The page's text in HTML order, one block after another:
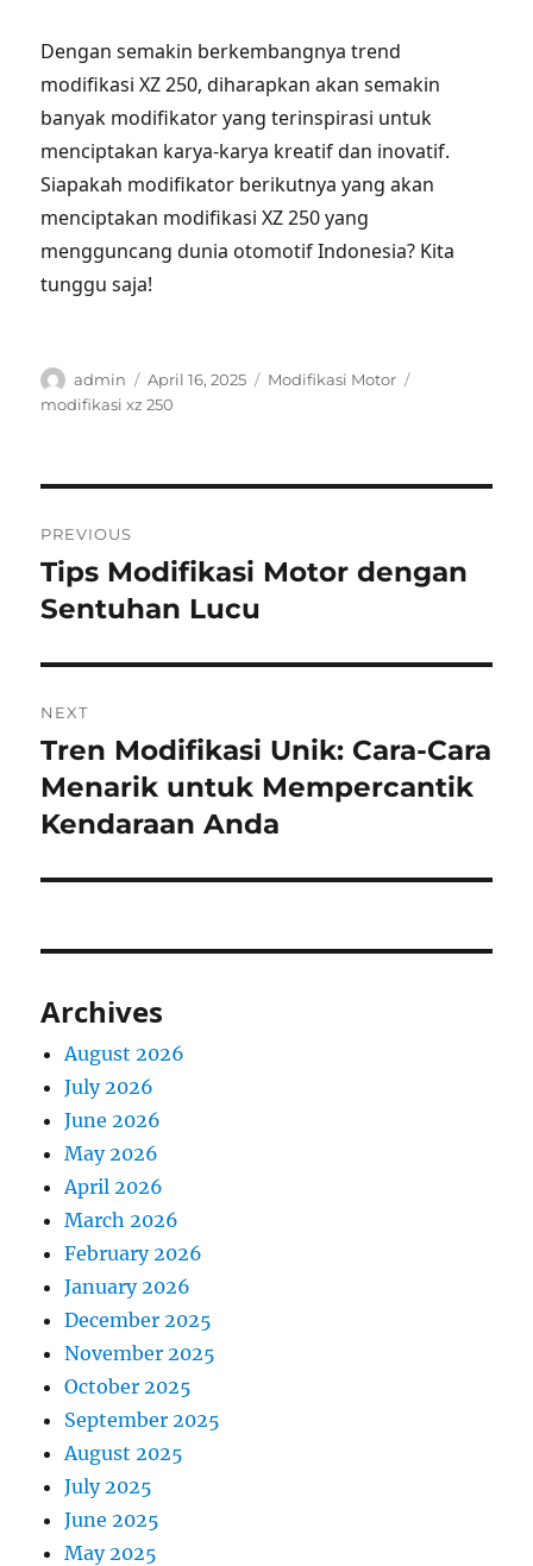
Dengan semakin berkembangnya trend
modifikasi XZ 250, diharapkan akan semakin
banyak modifikator yang terinspirasi untuk
menciptakan karya-karya kreatif dan inovatif.
Siapakah modifikator berikutnya yang akan
menciptakan modifikasi XZ 250 yang
mengguncang dunia otomotif Indonesia? Kita
tunggu saja!
Author
admin
Posted
on
April 16, 2025 Categories
Modifikasi Motor
modifikasi xz 250
navigation
PREVIOUS
Previous
post:
Tips Modifikasi Motor dengan
Sentuhan Lucu
NEXT
Next
post:
Tren Modifikasi Unik: Cara-Cara
Menarik untuk Mempercantik
Kendaraan Anda
Archives
August 2026
July 2026
June 2026
May 2026
April 2026
March 2026
February 2026
January 2026
December 2025
November 2025
October 2025
September 2025
August 2025
July 2025
June 2025
May 2025